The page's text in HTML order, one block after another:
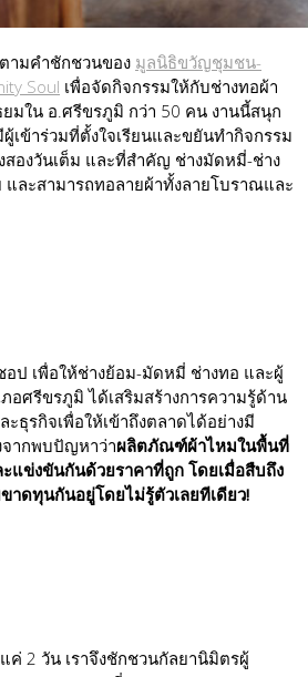
ามคำชักชวนของ มูลนิธิขวัญชุมชน-
Soul เพื่อจัดกิจกรรมให้กับช่างทอผ้า
มใน อ.ศรีขรภูมิ กว่า 50 คน งานนี้สนุก
เข้าร่วมที่ตั้งใจเรียนและขยันทำกิจกรรม
สองวันเต็ม และที่สำคัญ ช่างมัดหมี่-ช่าง
ละสามารถทอลายผ้าทั้งลายโบราณและ
อป เพื่อให้ช่างย้อม-มัดหมี่ ช่างทอ และผู้
อศรีขรภูมิ ได้เสริมสร้างการความรู้ด้าน
ธุรกิจเพื่อให้เข้าถึงตลาดได้อย่างมี
ากพบปัญหาว่าผลิตภัณฑ์ผ้าไหมในพื้นที่
แข่งขันกันด้วยราคาที่ถูก โดยเมื่อสืบถึง
าดทุนกันอยู่โดยไม่รู้ตัวเลยทีเดียว!
ค่ 2 วัน เราจึงชักชวนกัลยานิมิตรผู้